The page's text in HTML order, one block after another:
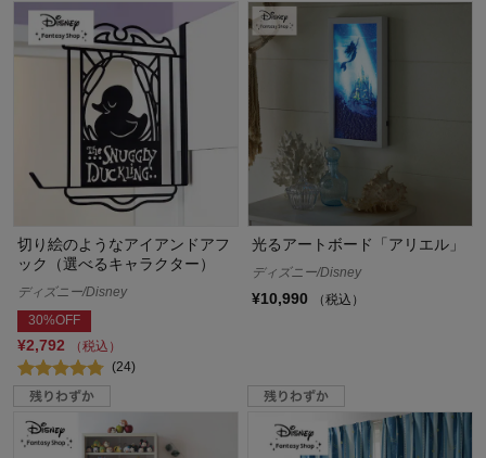
切り絵のようなアイアンドアフ
ック（選べるキャラクター）
ディズニー/Disney
30%OFF
¥2,792
（税込）
(24)
光るアートボード「アリエル」
ディズニー/Disney
¥10,990 （税込）